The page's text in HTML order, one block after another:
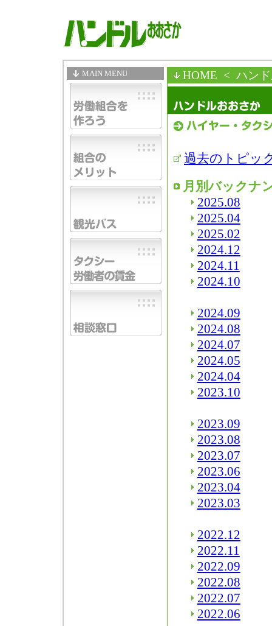
MAIN MENU HOME < ハン
過去のトピッ
月別バックナ
2025.08
2025.04
2025.02
2024.12
2024.11
2024.10
2024.09
2024.08
2024.07
2024.05
2024.04
2023.10
2023.09
2023.08
2023.07
2023.06
2023.04
2023.03
2022.12
2022.11
2022.09
2022.08
2022.07
2022.06